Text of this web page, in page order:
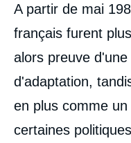
A partir de mai
français furent
alors preuve
d'adaptation,
en plus comme
certaines